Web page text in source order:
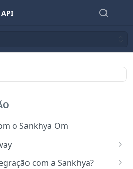
o Sankhya Om
para API
com a Sankhya?